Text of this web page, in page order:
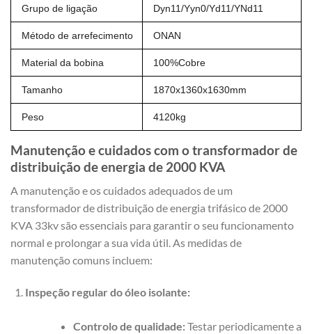
Grupo de ligação Dyn11/Yyn0/Yd11/YNd11
Método de arrefecimento ONAN
Material da bobina 100%Cobre
Tamanho 1870x1360x1630mm
Peso 4120kg
Manutenção e cuidados com o transformador de
distribuição de energia de 2000 KVA
A manutenção e os cuidados adequados de um
transformador de distribuição de energia trifásico de 2000
KVA 33kv são essenciais para garantir o seu funcionamento
normal e prolongar a sua vida útil. As medidas de
manutenção comuns incluem:
Inspeção regular do óleo isolante:
Controlo de qualidade:Testar periodicamente a